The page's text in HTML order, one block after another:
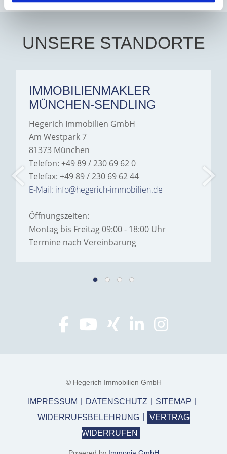
UNSERE STANDORTE
IMMOBILIENMAKLER
MÜNCHEN-SENDLING
Hegerich Immobilien GmbH
Am Westpark 7
81373 München
Telefon: +49 89 / 230 69 62 0
Telefax: +49 89 / 230 69 62 44
E-Mail: info@hegerich-immobilien.de
Öffnungszeiten:
Montag bis Freitag 09:00 - 18:00 Uhr
Termine nach Vereinbarung
© Hegerich Immobilien GmbH
IMPRESSUM DATENSCHUTZ
SITEMAP
WIDERRUFSBELEHRUNG
VERTRAG
WIDERRUFEN